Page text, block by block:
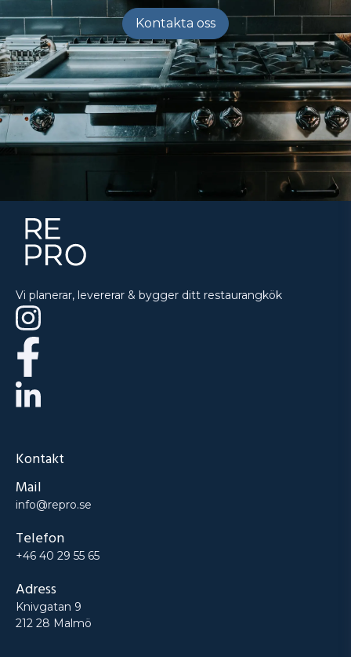
Kontakta oss
Vi planerar, levererar & bygger ditt restaurangkök
Kontakt
Mail
info@repro.se
Telefon
+46 40 29 55 65
Adress
Knivgatan 9
212 28 Malmö